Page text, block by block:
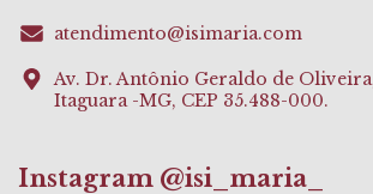
atendimento@isimaria.com
Av. Dr. Antônio Geraldo de
Itaguara -MG, CEP 35.488-000.
Instagram @isi_maria_